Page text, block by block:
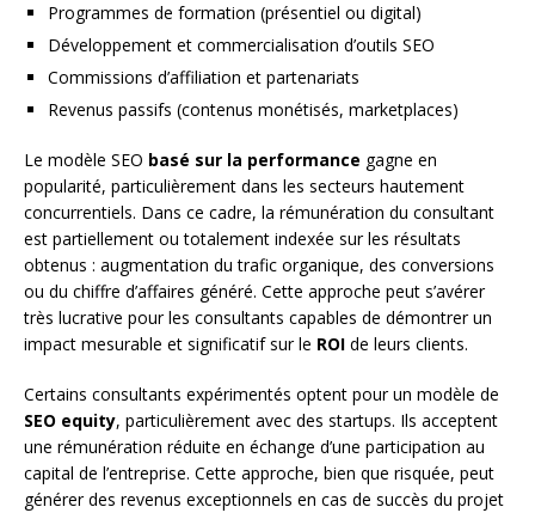
Programmes de formation (présentiel ou digital)
Développement et commercialisation d’outils SEO
Commissions d’affiliation et partenariats
Revenus passifs (contenus monétisés, marketplaces)
Le modèle SEO basé sur la performance gagne en
popularité, particulièrement dans les secteurs hautement
concurrentiels. Dans ce cadre, la rémunération du consultant
est partiellement ou totalement indexée sur les résultats
obtenus : augmentation du trafic organique, des conversions
ou du chiffre d’affaires généré. Cette approche peut s’avérer
très lucrative pour les consultants capables de démontrer un
impact mesurable et significatif sur le ROI de leurs clients.
Certains consultants expérimentés optent pour un modèle de
SEO equity, particulièrement avec des startups. Ils acceptent
une rémunération réduite en échange d’une participation au
capital de l’entreprise. Cette approche, bien que risquée, peut
générer des revenus exceptionnels en cas de succès du projet